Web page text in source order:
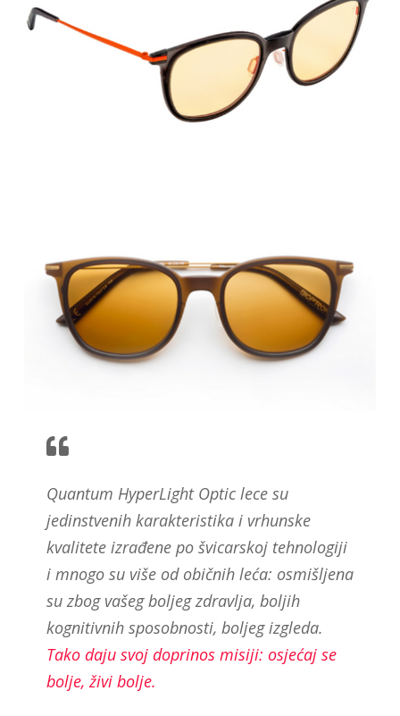
Quantum HyperLight Optic lece su
jedinstvenih karakteristika i vrhunske
kvalitete izrađene po švicarskoj tehnologiji
i mnogo su više od običnih leća: osmišljena
su zbog vašeg boljeg zdravlja, boljih
kognitivnih sposobnosti, boljeg izgleda.
Tako daju svoj doprinos misiji: osjećaj se
bolje, živi bolje.